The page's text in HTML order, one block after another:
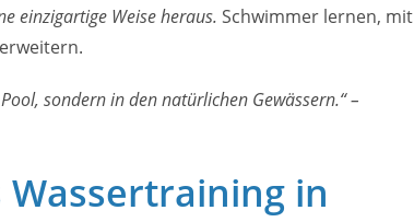
einzigartige Weise heraus. Schwimmer lernen, mit
sondern in den natürlichen Gewässern.“ –
in